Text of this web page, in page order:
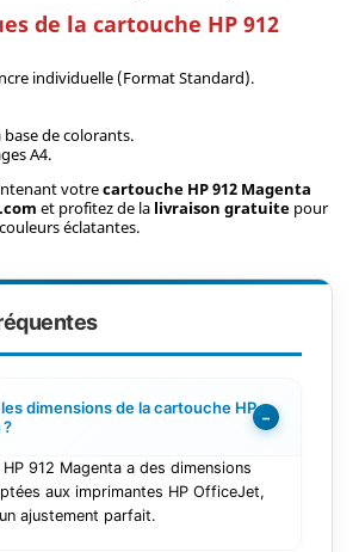
de la cartouche HP 912
individuelle (Format Standard).
base de colorants.
A4.
votrecartouche HP 912 Magenta
et profitez de la livraison gratuitepour
éclatantes.
dimensions de la cartouche HP −
912 Magenta a des dimensions
aux imprimantes HP OfficeJet,
ajustement parfait.